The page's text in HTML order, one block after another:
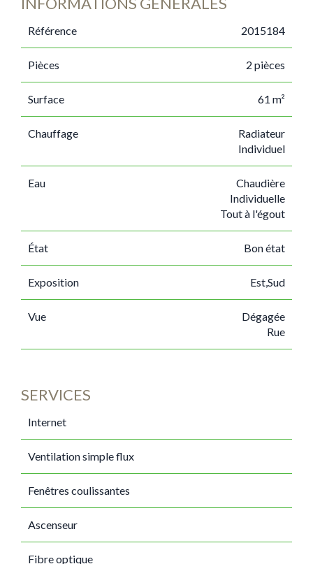
Référence 2015184
Pièces 2 pièces
Surface 61 m²
Chauffage
Radiateur
Individuel
Eau
Chaudière
Individuelle
Tout à l'égout
État Bon état
Exposition Est,Sud
Vue
Dégagée
Rue
SERVICES
Internet
Ventilation simple flux
Fenêtres coulissantes
Ascenseur
Fibre optique